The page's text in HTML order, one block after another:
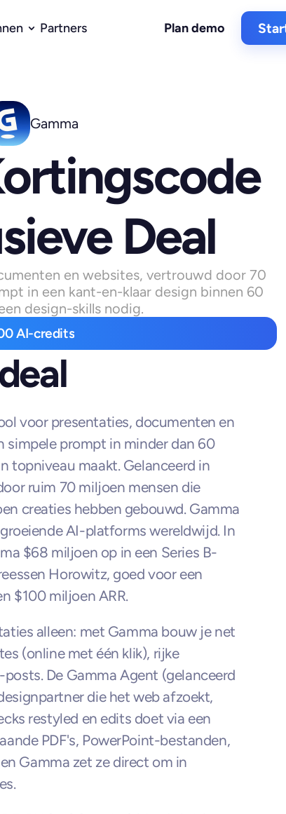
Partners Plan demo
Gamma
Deal
en websites, vertrouwd door 70
in een kant-en-klaar design binnen 60
design-skills nodig.
AI-credits
voor presentaties, documenten en
simpele prompt in minder dan 60
topniveau maakt. Gelanceerd in
ruim 70 miljoen mensen die
creaties hebben gebouwd. Gamma
AI-platforms wereldwijd. In
$68 miljoen op in een Series B-
Horowitz, goed voor een
$100 miljoen ARR.
alleen: met Gamma bouw je net
(online met één klik), rijke
De Gamma Agent (gelanceerd
die het web afzoekt,
restyled en edits doet via een
PDF's, PowerPoint-bestanden,
Gamma zet ze direct om in